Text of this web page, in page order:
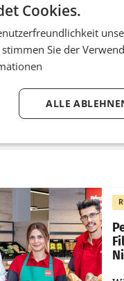
Cookies.
Sie der
ALLE